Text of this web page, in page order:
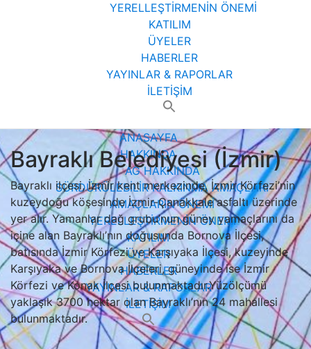
YERELLEŞTİRMENİN ÖNEMİ
KATILIM
ÜYELER
HABERLER
YAYINLAR & RAPORLAR
İLETİŞİM
for:
ANASAYFA
HAKKINDA
AĞ HAKKINDA
SÜRDÜRÜLEBİLİR KALKINMA AMAÇLARI
AMAÇLARIN ÖNEMİ
YERELLEŞTİRMENİN ÖNEMİ
KATILIM
ÜYELER
HABERLER
YAYINLAR & RAPORLAR
İLETİŞİM
Search
for:
Bayraklı Belediyesi (İzmir)
Bayraklı ilçesi, İzmir kent merkezinde, İzmir Körfezi’nin
kuzeydoğu köşesinde İzmir-Çanakkale asfaltı üzerinde
yer alır. Yamanlar dağ grubu’nun güney yamaçlarını da
içine alan Bayraklı’nın doğusunda Bornova İlçesi,
batısında İzmir Körfezi ve Karşıyaka İlçesi, kuzeyinde
Karşıyaka ve Bornova İlçeleri, güneyinde ise İzmir
Körfezi ve Konak İlçesi bulunmaktadır.Yüzölçümü
yaklaşık 3700 hektar olan Bayraklı’nın 24 mahallesi
bulunmaktadır.